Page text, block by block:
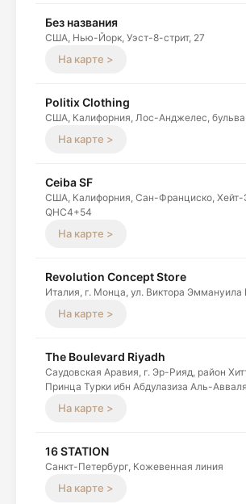
Без названия
США, Нью-Йорк, Уэст-8-стрит, 27
На карте >
Politix Clothing
США, Калифорния, Лос-Анджелес, бульва
На карте >
Ceiba SF
США, Калифорния, Сан-Франциско,
QHC4+54
На карте >
Revolution Concept Store
Италия, г. Монца, ул. Виктора Эммануила
На карте >
The Boulevard Riyadh
Саудовская Аравия, г. Эр-Рияд, район
Принца Турки ибн Абдулазиза Аль-
На карте >
16 STATION
Санкт-Петербург, Кожевенная линия
На карте >